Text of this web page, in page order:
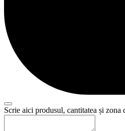
Email
Scrie aici produsul, cantitatea și zona